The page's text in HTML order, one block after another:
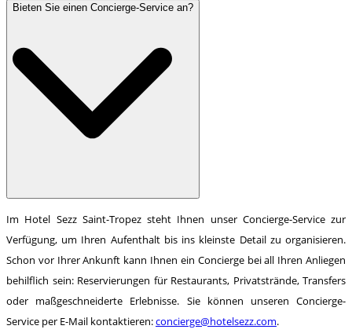
Bieten Sie einen Concierge-Service an?
Im Hotel Sezz Saint-Tropez steht Ihnen unser Concierge-Service zur
Verfügung, um Ihren Aufenthalt bis ins kleinste Detail zu organisieren.
Schon vor Ihrer Ankunft kann Ihnen ein Concierge bei all Ihren Anliegen
behilflich sein: Reservierungen für Restaurants, Privatstrände, Transfers
oder maßgeschneiderte Erlebnisse. Sie können unseren Concierge-
Service per E-Mail kontaktieren:concierge@hotelsezz.com.